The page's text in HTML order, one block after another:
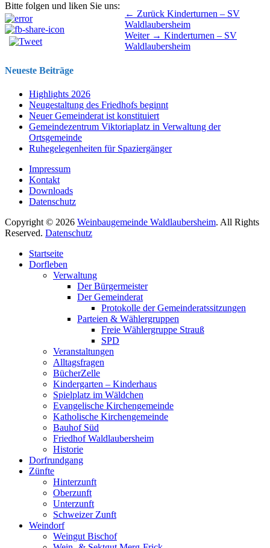
Bitte folgen und liken Sie uns:
Beitragsnavigation ← Zurück Vorhergehender
Beitrag:
Kinderturnen – SV
Waldlaubersheim
Weiter → Nächster
Beitrag:
Kinderturnen – SV
Waldlaubersheim
Neueste Beiträge
Highlights 2026
Neugestaltung des Friedhofs beginnt
Neuer Gemeinderat ist konstituiert
Gemeindezentrum Viktoriaplatz in Verwaltung der
Ortsgemeinde
Ruhegelegenheiten für Spaziergänger
Impressum
Kontakt
Downloads
Datenschutz
Copyright © 2026 Weinbaugemeinde Waldlaubersheim. All Rights
Reserved. Datenschutz
oben
scrollen
Startseite
Dorfleben
Verwaltung
Der Bürgermeister
Der Gemeinderat
Protokolle der Gemeinderatssitzungen
Parteien & Wählergruppen
Freie Wählergruppe Strauß
SPD
Veranstaltungen
Alltagsfragen
BücherZelle
Kindergarten – Kinderhaus
Spielplatz im Wäldchen
Evangelische Kirchengemeinde
Katholische Kirchengemeinde
Bauhof Süd
Friedhof Waldlaubersheim
Historie
Dorfrundgang
Zünfte
Hinterzunft
Oberzunft
Unterzunft
Schweizer Zunft
Weindorf
Weingut Bischof